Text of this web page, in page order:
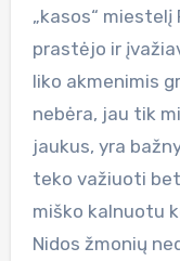
„kasos“
prastėjo ir
liko akmenimis
nebėra, jau tik
jaukus, yra
teko važiuoti
miško kalnuotu
Nidos žmonių